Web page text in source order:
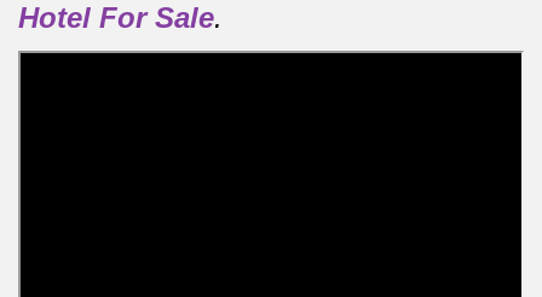
Hotel For Sale.